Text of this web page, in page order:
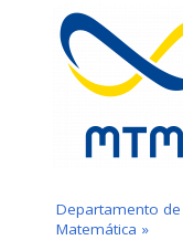
Departamento de
Matemática »